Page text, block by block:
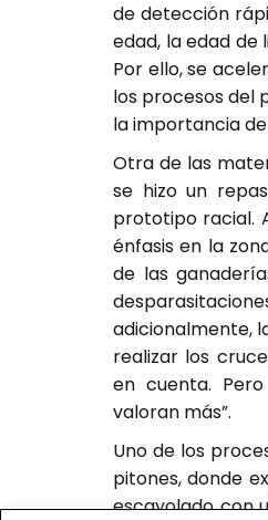
de detección
edad, la edad de
Por ello, se
los procesos del
la importancia
Otra de las
se hizo un
prototipo racial.
énfasis en la
de las
adicionalmente,
realizar los
en cuenta.
valoran más”.
Uno de los
pitones, donde
escayolado con